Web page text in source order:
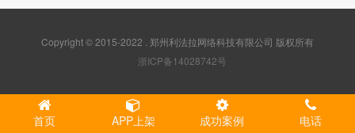
Copyright © 2015-2022 . 郑州利法拉网络科技有限公司 版权所有
浙ICP备14028742号
首页 APP上架 成功案例 电话